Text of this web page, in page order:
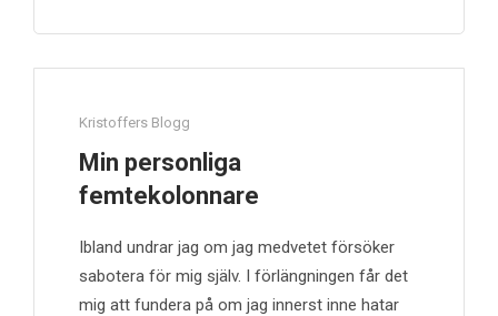
Kristoffers Blogg
Min personliga
femtekolonnare
Ibland undrar jag om jag medvetet försöker
sabotera för mig själv. I förlängningen får det
mig att fundera på om jag innerst inne hatar